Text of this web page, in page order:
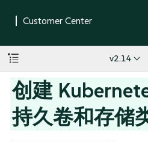
v2.14
创建
持久卷和存储